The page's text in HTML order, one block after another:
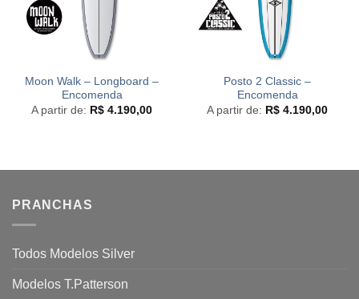
Moon Walk – Longboard –
Encomenda
A partir de: R$ 4.190,00
Posto 2 Classic –
Encomenda
A partir de: R$ 4.190,00
PRANCHAS
Todos Modelos Silver
Modelos T.Patterson